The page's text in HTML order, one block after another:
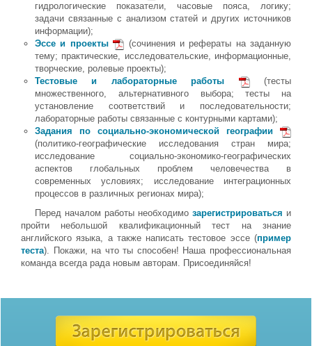
гидрологические показатели, часовые пояса, логику;
задачи связанные с анализом статей и других источников
информации);
Эссе и проекты
(сочинения и рефераты на заданную
тему; практические, исследовательские, информационные,
творческие, ролевые проекты);
Тестовые и лабораторные работы
(тесты
множественного, альтернативного выбора; тесты на
установление соответствий и последовательности;
лабораторные работы связанные с контурными картами);
Задания по социально-экономической географии
(политико-географические исследования стран мира;
исследование социально-экономико-географических
аспектов глобальных проблем человечества в
современных условиях; исследование интеграционных
процессов в различных регионах мира);
Перед началом работы необходимо зарегистрироваться и
пройти небольшой квалификационный тест на знание
английского языка, а также написать тестовое эссе (пример
теста). Покажи, на что ты способен! Наша профессиональная
команда всегда рада новым авторам. Присоединяйся!